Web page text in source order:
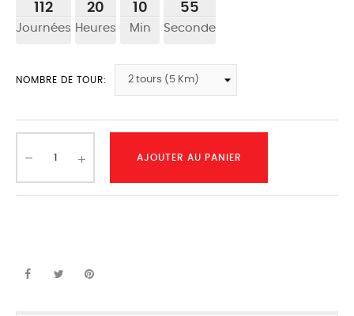
112
Journées
20
Heures
10
Min
54
Seconde
NOMBRE DE TOUR:
AJOUTER AU PANIER